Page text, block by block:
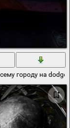
городу на dodge